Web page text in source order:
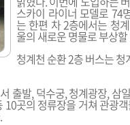
스카이 라이너 모델로 74
는 한편 차 2층에서는 청
울의 새로운 명물로 부상
청계천 순환 2층 버스는
출발, 덕수궁, 청계광장, 삼
10곳의 정류장을 거쳐 관광